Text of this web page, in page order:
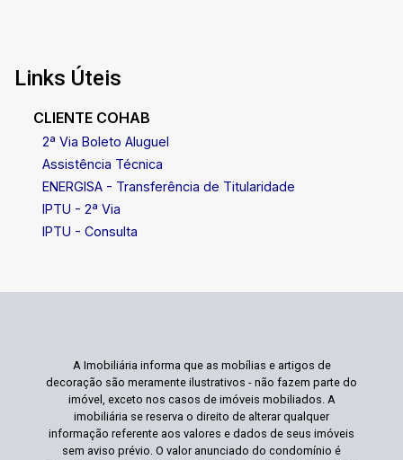
Links Úteis
CLIENTE COHAB
2ª Via Boleto Aluguel
Assistência Técnica
ENERGISA - Transferência de Titularidade
IPTU - 2ª Via
IPTU - Consulta
A Imobiliária informa que as mobílias e artigos de
decoração são meramente ilustrativos - não fazem parte do
imóvel, exceto nos casos de imóveis mobiliados. A
imobiliária se reserva o direito de alterar qualquer
informação referente aos valores e dados de seus imóveis
sem aviso prévio. O valor anunciado do condomínio é